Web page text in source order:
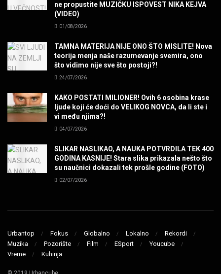
POVRATAK Iron Maiden The Writing On The Wall
SENIDAHHH!
Miss You! Charlie Watts
MUZIKA
MUZIKA
MAD MAD DRUMMER!
MUZIKA
ne propustite MUZIČKU ISPOVEST NIKA KEJVA
(VIDEO)
01/08/2026
TAMNA MATERIJA NIJE ONO ŠTO MISLITE! Nova
teorija menja naše razumevanje svemira, ono
što vidimo nije sve što postoji?!
24/07/2026
KAKO POSTATI MILIONER! Ovih 6 osobina krase
ljude koji će doći do VELIKOG NOVCA, da li ste i
vi među njima?!
04/07/2026
SLIKAR NASLIKAO, A NAUKA POTVRDILA TEK 400
GODINA KASNIJE! Stara slika prikazala nešto što
su naučnici dokazali tek prošle godine (FOTO)
02/07/2026
Urbantop Fokus Globalno Lokalno
Rekordi
Muzika
Pozorište Film ESport
Youcube
Vreme
Kuhinja